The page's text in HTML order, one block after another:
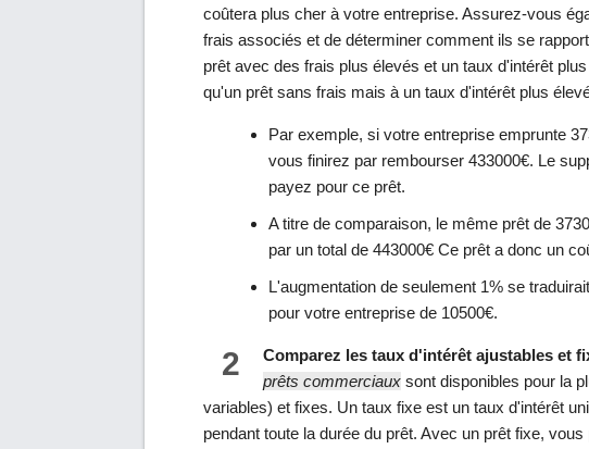
coûtera plus cher à votre entreprise. Assurez-vous
frais associés et de déterminer comment ils se
prêt avec des frais plus élevés et un taux d'intérêt
qu'un prêt sans frais mais à un taux d'intérêt plus
Par exemple, si votre entreprise emprunte
vous finirez par rembourser 433000€. Le
payez pour ce prêt.
A titre de comparaison, le même prêt de
par un total de 443000€ Ce prêt a donc un
L'augmentation de seulement 1% se
pour votre entreprise de 10500€.
2 Comparez les taux d'intérêt ajustables et
prêts commerciaux sont disponibles pour la
variables) et fixes. Un taux fixe est un taux d'intérêt
pendant toute la durée du prêt. Avec un prêt fixe,